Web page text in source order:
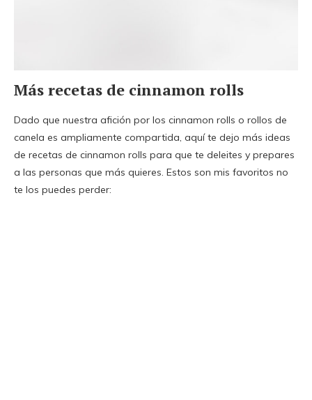
Más recetas de cinnamon rolls
​Dado que nuestra afición por los cinnamon rolls o rollos de
canela es ampliamente compartida, aquí te dejo más ideas
de recetas de cinnamon rolls para que te deleites y prepares
a las personas que más quieres. Estos son mis favoritos no
te los puedes perder: